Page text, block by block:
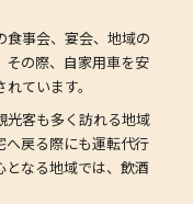
食事会、宴会、地域の
その際、自家用車を安
ています。
光客も多く訪れる地域
へ戻る際にも運転代行
となる地域では、飲酒